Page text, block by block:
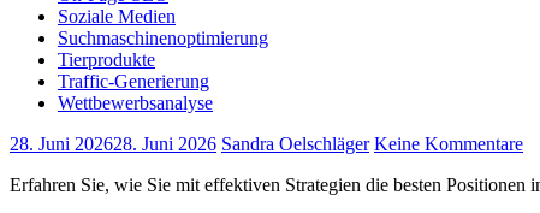
Soziale Medien
Suchmaschinenoptimierung
Tierprodukte
Traffic-Generierung
Wettbewerbsanalyse
28. Juni 202628. Juni 2026 Sandra Oelschläger Keine Kommentare
Erfahren Sie, wie Sie mit effektiven Strategien die besten